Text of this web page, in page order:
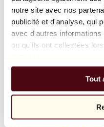
notre site avec nos
publicité et d'analyse, qui
avec d'autres
ou qu'ils ont collectées
Tout
Balloon Dog (Orange)
Jeff Koons
10 000 €
Parcourir
Tous les
Tous les